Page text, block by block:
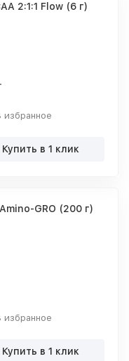
2:1:1 Flow (6 г)
избранное
Купить в 1 клик
GRO (200 г)
избранное
Купить в 1 клик